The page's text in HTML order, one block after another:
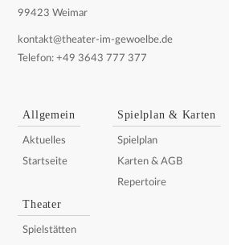
99423 Weimar
kontakt@theater-im-gewoelbe.de
Telefon: +49 3643 777 377
Allgemein
Aktuelles
Startseite
Spielplan & Karten
Spielplan
Karten & AGB
Repertoire
Theater
Spielstätten